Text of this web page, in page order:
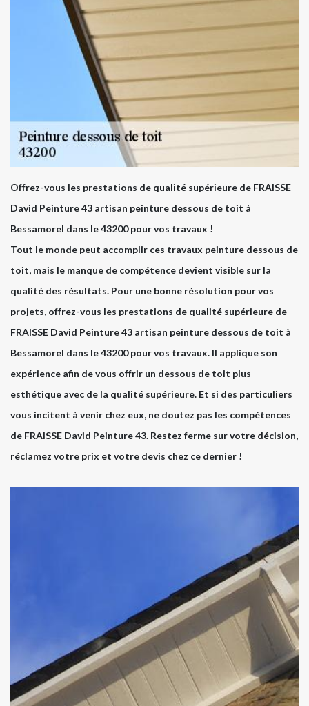
Offrez-vous les prestations de qualité supérieure de FRAISSE
David Peinture 43 artisan peinture dessous de toit à
Bessamorel dans le 43200 pour vos travaux !
Tout le monde peut accomplir ces travaux peinture dessous de
toit, mais le manque de compétence devient visible sur la
qualité des résultats. Pour une bonne résolution pour vos
projets, offrez-vous les prestations de qualité supérieure de
FRAISSE David Peinture 43 artisan peinture dessous de toit à
Bessamorel dans le 43200 pour vos travaux. Il applique son
expérience afin de vous offrir un dessous de toit plus
esthétique avec de la qualité supérieure. Et si des particuliers
vous incitent à venir chez eux, ne doutez pas les compétences
de FRAISSE David Peinture 43. Restez ferme sur votre décision,
réclamez votre prix et votre devis chez ce dernier !